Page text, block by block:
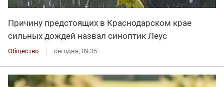
Причину предстоящих в Краснодарском крае
сильных дождей назвал синоптик Леус
Общество сегодня, 09:35